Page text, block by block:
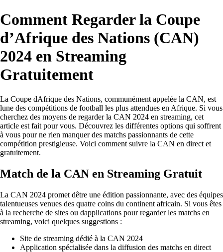
Comment Regarder la Coupe
d’Afrique des Nations (CAN)
2024 en Streaming
Gratuitement
La Coupe dAfrique des Nations, communément appelée la CAN, est
lune des compétitions de football les plus attendues en Afrique. Si vous
cherchez des moyens de regarder la CAN 2024 en streaming, cet
article est fait pour vous. Découvrez les différentes options qui soffrent
à vous pour ne rien manquer des matchs passionnants de cette
compétition prestigieuse. Voici comment suivre la CAN en direct et
gratuitement.
Match de la CAN en Streaming Gratuit
La CAN 2024 promet dêtre une édition passionnante, avec des équipes
talentueuses venues des quatre coins du continent africain. Si vous êtes
à la recherche de sites ou dapplications pour regarder les matchs en
streaming, voici quelques suggestions :
Site de streaming dédié à la CAN 2024
Application spécialisée dans la diffusion des matchs en direct